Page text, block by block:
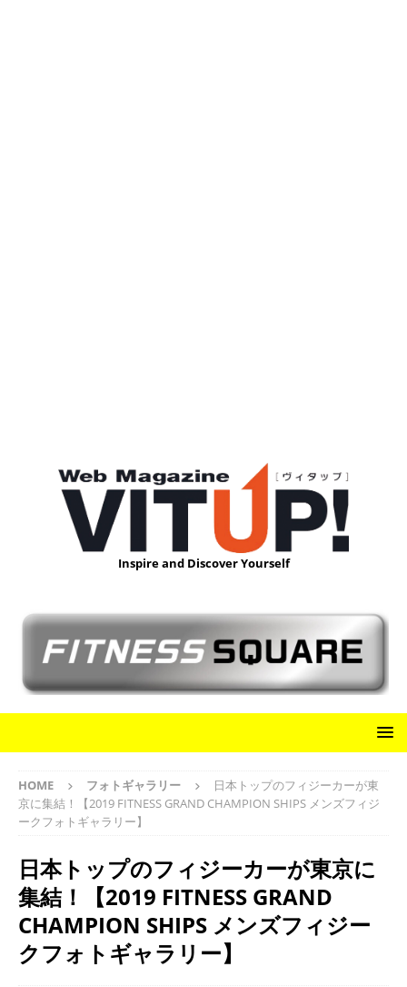
Inspire and Discover Yourself
HOME フォトギャラリー
日本トップのフィジーカーが東
京に集結！【2019 FITNESS GRAND CHAMPION SHIPS メンズフィジ
ークフォトギャラリー】
日本トップのフィジーカーが東京に
集結！【2019 FITNESS GRAND
CHAMPION SHIPS メンズフィジー
クフォトギャラリー】